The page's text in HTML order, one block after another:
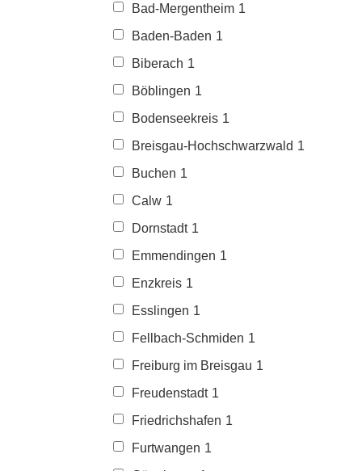
Bad-Mergentheim 1
Baden-Baden 1
Biberach 1
Böblingen 1
Bodenseekreis 1
Breisgau-Hochschwarzwald 1
Buchen 1
Calw 1
Dornstadt 1
Emmendingen 1
Enzkreis 1
Esslingen 1
Fellbach-Schmiden 1
Freiburg im Breisgau 1
Freudenstadt 1
Friedrichshafen 1
Furtwangen 1